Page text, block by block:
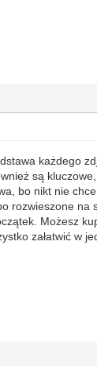
każdego
są
bo nikt nie
rozwieszone na
Możesz
załatwić w